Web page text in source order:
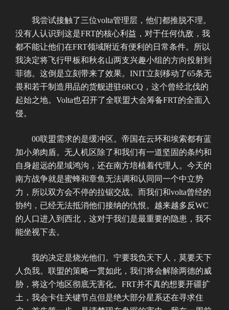
我尝试接触了三位volta管理层，他们都推脱不理。
没有人认识到这是FRT的核心利益，对于任何仇敌，我
都不能让他们在FRT领域附近有便利的日常条件。所以
我决定将飞行甲板和秋名山两支兴趣小组的方向投射到
菲德。这倒是立刻带来了效果。INIT立刻移动了65条无
畏和若干制造用品的货舰进驻6RCQ，这个曾经北伐的
起始之地。Volta也召开了全联盟大会筹备FRT的全面入
侵。
00联盟需求的是缓冲区。帝国在云环和埃索都有蓝
加小弟肉盾。无人机区除了和我们有一道坚固的条约和
自身超远的星域鸿沟，还在南方培植着代理人。今天的
南方战争就是蜜蜂和章鱼无法调和认同同一个中立势
力，所以双方会不停的拉锯交战。而我们和volta曾经的
协约，已经无法抵消他们接纳的仇恨。越来越多反WC
的人口进入到西北，这对于我们是最重要的隐患，我不
能坐视下去。
我的决定是烧光他们。宁要我负天下人，莫要天下
人负我。联盟的策略一贯如此，我们将会解除两德的威
胁，将这个地区彻底无害化。FRT并不真的想要开疆扩
土，我会卡住关键节点但是绝大部分星系还在寻求住